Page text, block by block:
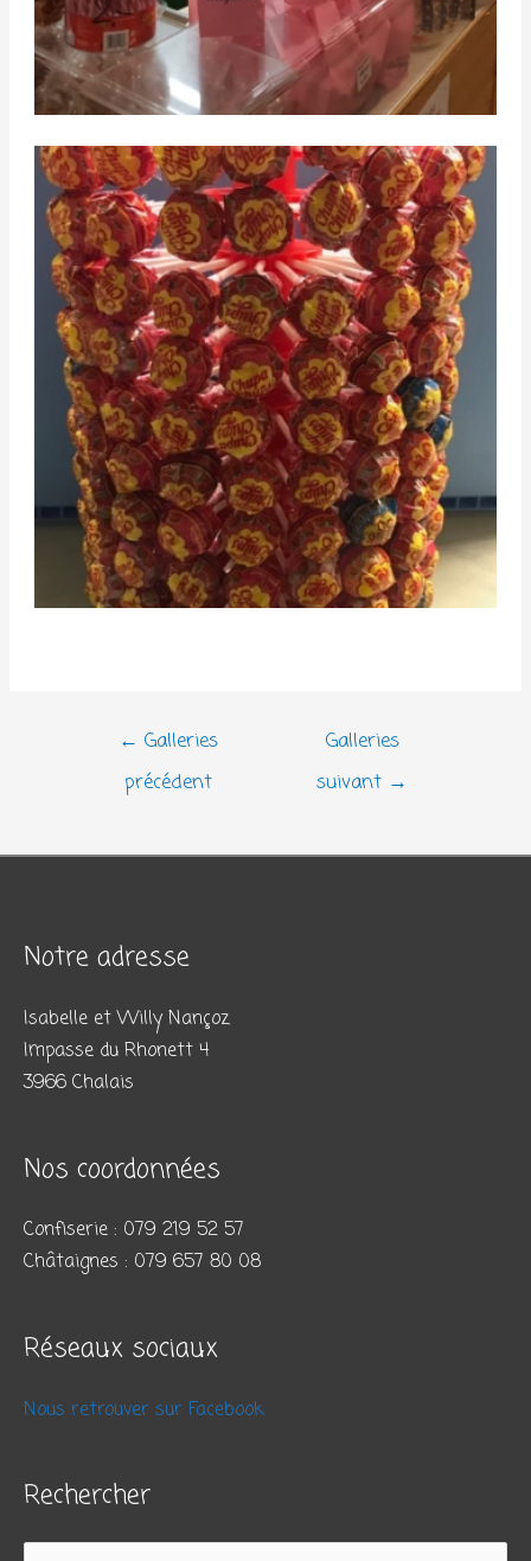
Navigation
l’article
← Galleries
précédent
Galleries
suivant →
Notre adresse
Isabelle et Willy Nançoz
Impasse du Rhonett 4
3966 Chalais
Nos coordonnées
Confiserie : 079 219 52 57
Châtaignes : 079 657 80 08
Réseaux sociaux
Nous retrouver sur Facebook
Rechercher